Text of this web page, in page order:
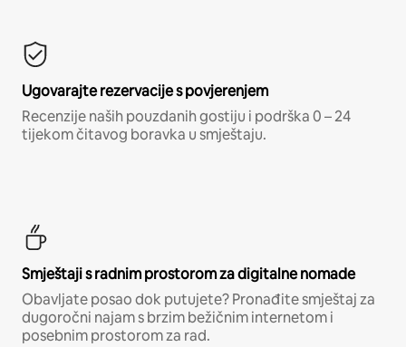
Ugovarajte rezervacije s povjerenjem
Recenzije naših pouzdanih gostiju i podrška 0 – 24
tijekom čitavog boravka u smještaju.
Smještaji s radnim prostorom za digitalne nomade
Obavljate posao dok putujete? Pronađite smještaj za
dugoročni najam s brzim bežičnim internetom i
posebnim prostorom za rad.